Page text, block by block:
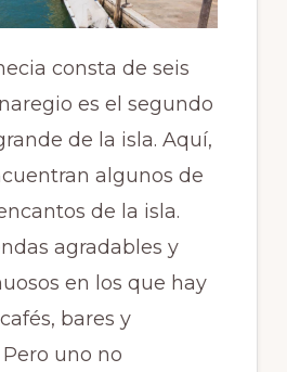
consta de seis
es el segundo
de la isla. Aquí,
algunos de
de la isla.
agradables y
en los que hay
bares y
uno no